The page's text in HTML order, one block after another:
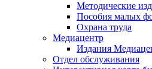
Методические
Пособия малых
Охрана труда
Медиацентр
Издания
Отдел обслуживания